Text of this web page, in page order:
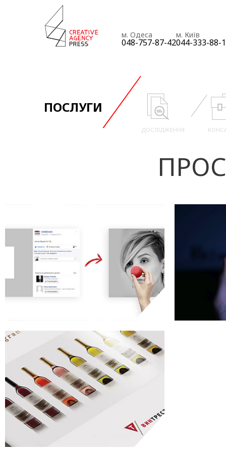
м. Одеса
048-757-87-42
м. Київ
044-333-88-
ПОСЛУГИ
ДОСЛІДЖЕННЯ
КОМЕДІАДА
просування
GRANDE VALLÉE